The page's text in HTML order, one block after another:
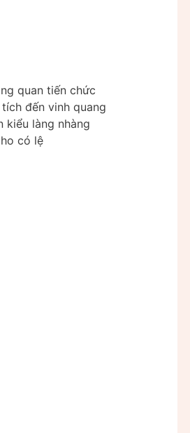
quan tiến chức
đến vinh quang
kiểu làng nhàng
có lệ